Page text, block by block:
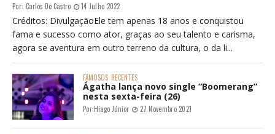
Por: Carlos De Castro 14 Julho 2022
Créditos: DivulgaçãoEle tem apenas 18 anos e conquistou
fama e sucesso como ator, graças ao seu talento e carisma,
agora se aventura em outro terreno da cultura, o da li...
FAMOSOS RECENTES
Ágatha lança novo single “Boomerang”
nesta sexta-feira (26)
Por:Hiago Júnior 27 Novembro 2021